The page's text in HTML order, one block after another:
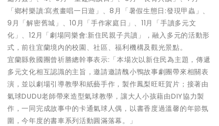
「鄉村樂讀:寫煮畫唱一日遊」、8月「暑假生態日:發現甲蟲」、
9月「解密舊城」、10月「手作家庭日」、11月「手讀多元文
化」、12月「劇場同樂會:新住民親子共讀」，融入多元的活動形
式，前往宜蘭境內的校園、社區、福利機構及觀光景點。
宜蘭縣救國團曾祈勝總幹事表示:「本場次以新住民為主題，傳遞
多元文化相互認識的主旨，邀請邀請醜小鴨故事劇團帶來相關表
演，並以劇場引導教學和紙藝手作，製作鳳梨旺旺賀片；接著由
氣球DUDU老師帶來造型氣球教學，讓大人小孩藉由DIY協力製
作，一同完成故事中的卡通氣球人偶，以書香度過溫馨的年節氛
圍，今年度的書車系列活動圓滿落幕。」